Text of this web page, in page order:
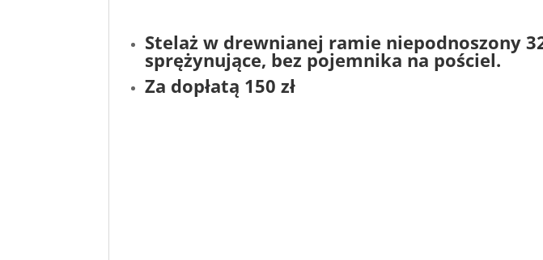
Stelaż w drewnianej ramie niepodnoszony
sprężynujące, bez pojemnika na pościel.
Za dopłatą 150 zł